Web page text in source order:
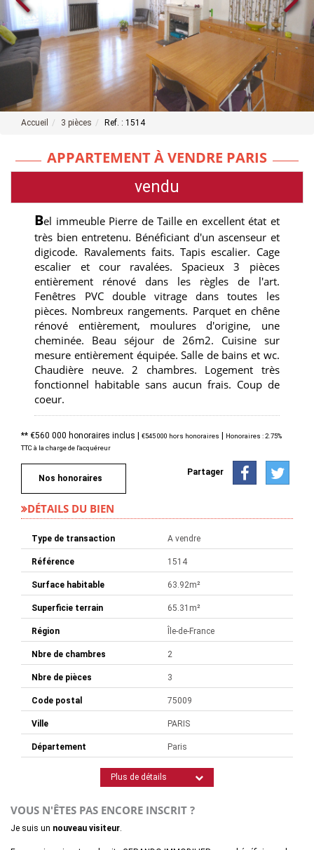
Accueil 3 pièces Ref. : 1514
APPARTEMENT À VENDRE PARIS
vendu
Bel immeuble Pierre de Taille en excellent état et
très bien entretenu. Bénéficiant d'un ascenseur et
digicode. Ravalements faits. Tapis escalier. Cage
escalier et cour ravalées. Spacieux 3 pièces
entièrement rénové dans les règles de l'art.
Fenêtres PVC double vitrage dans toutes les
pièces. Nombreux rangements. Parquet en chêne
rénové entièrement, moulures d'origine, une
cheminée. Beau séjour de 26m2. Cuisine sur
mesure entièrement équipée. Salle de bains et wc.
Chaudière neuve. 2 chambres. Logement très
fonctionnel habitable sans aucun frais. Coup de
coeur.
** €560 000 honoraires inclus €545 000 hors honoraires
Honoraires : 2.75%
TTC à la charge de l'acquéreur
Nos honoraires
Partager
DÉTAILS DU BIEN
Type de transaction A vendre
Référence 1514
Surface habitable 63.92m²
Superficie terrain 65.31m²
Région Île-de-France
Nbre de chambres 2
Nbre de pièces 3
Code postal 75009
Ville PARIS
Département Paris
Plus de détails
VOUS N'ÊTES PAS ENCORE INSCRIT ?
Je suis un nouveau visiteur.